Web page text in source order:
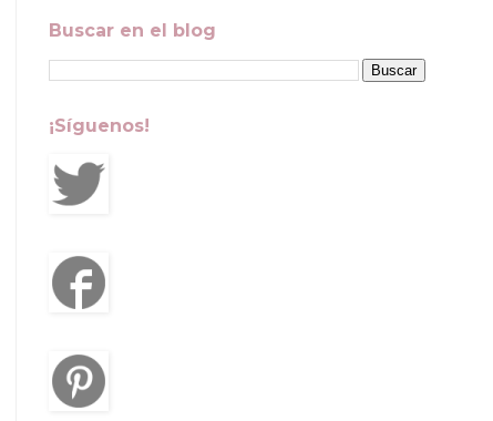
Buscar en el blog
¡Síguenos!